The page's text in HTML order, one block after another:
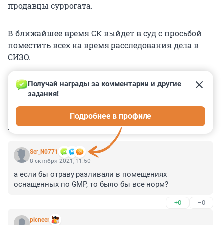
продавцы суррогата.
В ближайшее время СК выйдет в суд с просьбой
поместить всех на время расследования дела в
СИЗО.
КОММЕНТАРИИ 5
Ser_N0771
Получай награды за комментарии и другие
задания!
Подробнее в профиле
8 октября 2021, 11:50
а если бы отраву разливали в помещениях
оснащенных по GMP, то было бы все норм?
+0 –0
pioneer